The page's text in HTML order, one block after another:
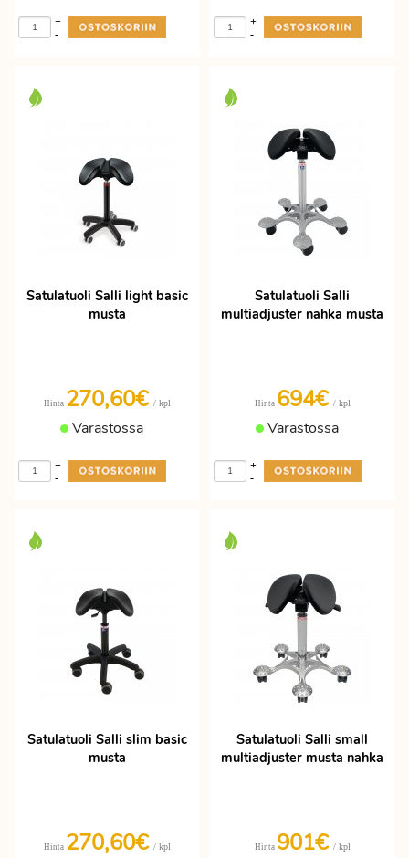
-
+
-
+
Satulatuoli Salli light basic
musta
Hinta 270,60€ / kpl
Varastossa
-
+
Satulatuoli Salli
multiadjuster nahka musta
Hinta 694€ / kpl
Varastossa
-
+
Satulatuoli Salli slim basic
musta
Hinta 270,60€ / kpl
Satulatuoli Salli small
multiadjuster musta nahka
Hinta 901€ / kpl